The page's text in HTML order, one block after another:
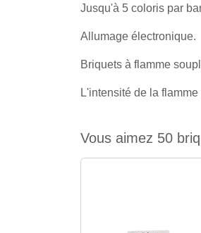
Jusqu'à 5 coloris par
Allumage électronique.
Briquets à flamme
L'intensité de la
Vous aimez 50